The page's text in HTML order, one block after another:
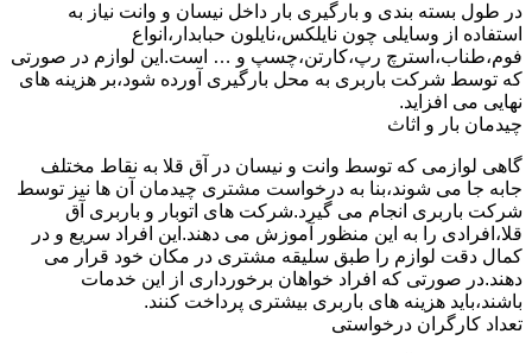
در طول بسته بندی و بارگیری بار داخل نیسان و وانت نیاز به
استفاده از وسایلی چون نایلکس،نایلون حبابدار،انواع
فوم،طناب،استرچ رپ،کارتن،چسپ و … است.این لوازم در صورتی
که توسط شرکت باربری به محل بارگیری آورده شود،بر هزینه های
نهایی می افزاید.
چیدمان بار و اثاث
گاهی لوازمی که توسط وانت و نیسان در آق قلا به نقاط مختلف
جابه جا می شوند،بنا به درخواست مشتری چیدمان آن ها نیز توسط
شرکت باربری انجام می گیرد.شرکت های اتوبار و باربری آق
قلا،افرادی را به این منظور آموزش می دهند.این افراد سریع و در
کمال دقت لوازم را طبق سلیقه مشتری در مکان خود قرار می
دهند.در صورتی که افراد خواهان برخورداری از این خدمات
باشند،باید هزینه های باربری بیشتری پرداخت کنند.
تعداد کارگران درخواستی